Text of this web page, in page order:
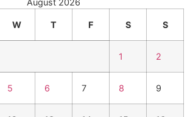
August 2026
W T F S S
1 2
5 6 7 8 9